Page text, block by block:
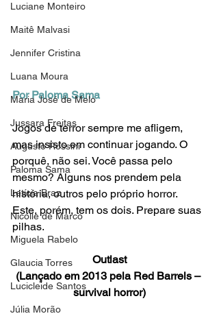
Luciane Monteiro
Maitê Malvasi
Jennifer Cristina
Luana Moura
Maria José de Melo
Jussara Freitas
Augusto Rossini
Paloma Sama
Letícia Braz
Nicolle de Marco
Miguela Rabelo
Glaucia Torres
Lucicleide Santos
Júlia Morão
Por Paloma Sama
Jogos de terror sempre me afligem,
mas insisto em continuar jogando. O
porquê, não sei. Você passa pelo
mesmo? Alguns nos prendem pela
história, outros pelo próprio horror.
Este, porém, tem os dois. Prepare suas
pilhas.
Outlast
(Lançado em 2013 pela Red Barrels –
survival horror)